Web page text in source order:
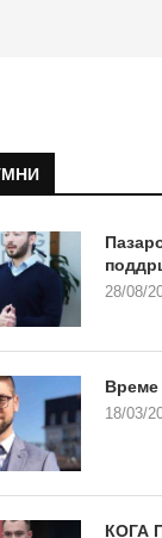
28/08/
Време
18/03/
КОГА